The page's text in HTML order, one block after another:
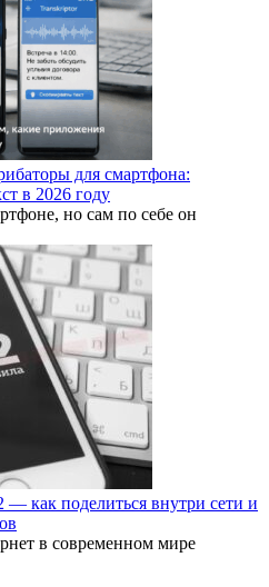
для смартфона:
в 2026 году
но сам по себе он
— как поделиться внутри сети и
в современном мире